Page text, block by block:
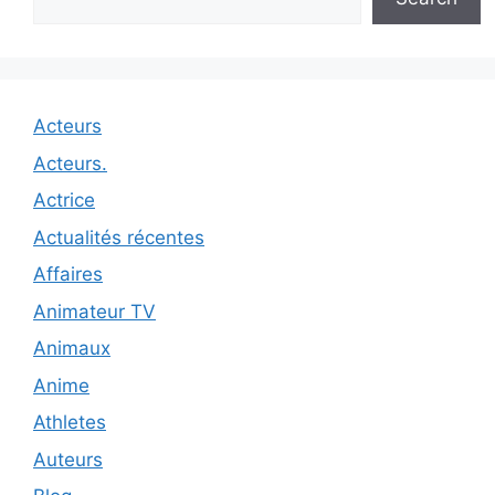
Acteurs
Acteurs.
Actrice
Actualités récentes
Affaires
Animateur TV
Animaux
Anime
Athletes
Auteurs